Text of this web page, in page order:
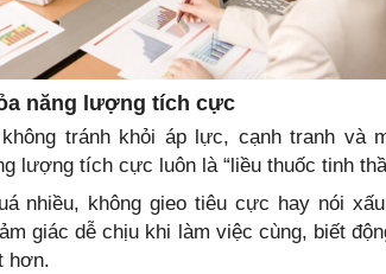
năng lượng tích cực
tránh khỏi áp lực, cạnh tranh và
lượng tích cực luôn là “liều thuốc tinh
nhiều, không gieo tiêu cực hay nói
giác dễ chịu khi làm việc cùng, biết
hơn.